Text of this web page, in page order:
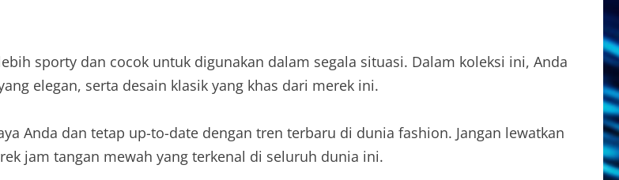
sporty dan cocok untuk digunakan dalam segala situasi. Dalam koleksi ini, Anda
elegan, serta desain klasik yang khas dari merek ini.
Anda dan tetap up-to-date dengan tren terbaru di dunia fashion. Jangan lewatkan
jam tangan mewah yang terkenal di seluruh dunia ini.